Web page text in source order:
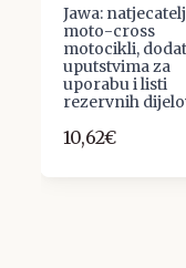
Jawa:
moto-cross
motocikli,
uputstvima za
uporabu i listi
rezervnih
10,62€